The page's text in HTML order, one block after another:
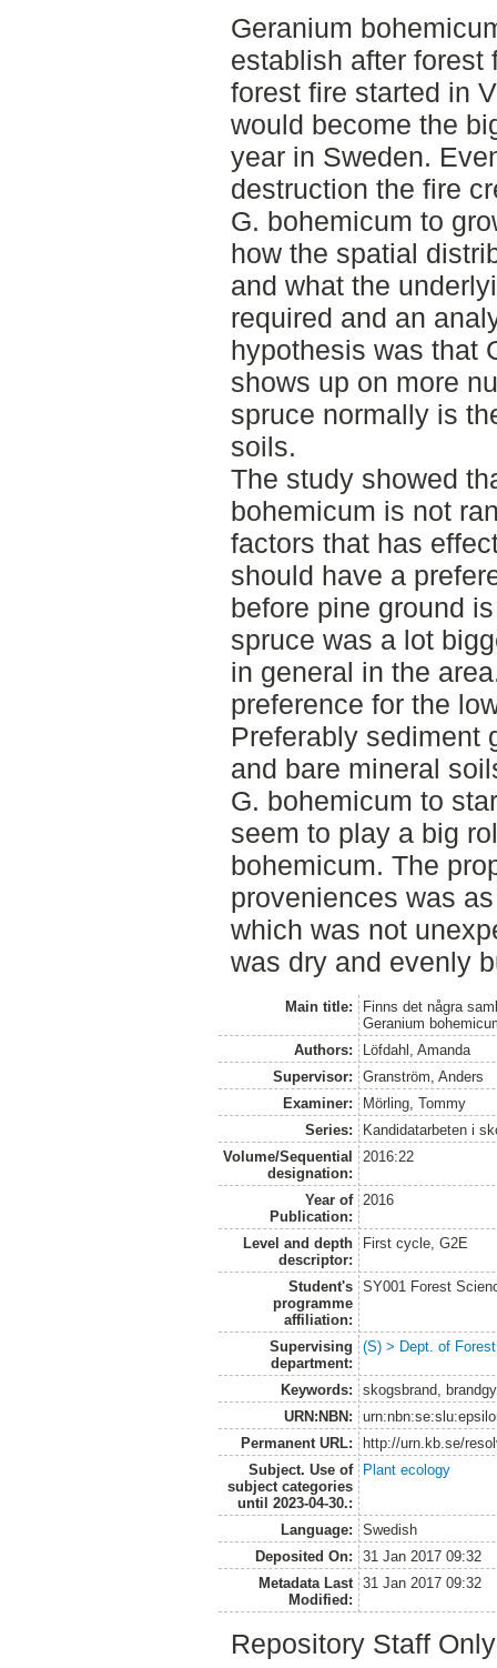
Geranium
establish after forest
forest fire started in
would become the
year in Sweden.
destruction the fire
G. bohemicum to
how the spatial
and what the
required and an
hypothesis was that
shows up on more
spruce normally is
soils.
The study showed
bohemicum is not
factors that has
should have a
before pine ground
spruce was a lot
in general in the
preference for the
Preferably sediment
and bare mineral
G. bohemicum to
seem to play a big
bohemicum. The
proveniences was
which was not
was dry and evenly
Main title:
Finns det några
Geranium
Authors:
Löfdahl, Amanda
Supervisor:
Granström, Anders
Examiner:
Mörling, Tommy
Series:
Kandidatarbeten i
Volume/Sequential
designation:
2016:22
Year of
Publication:
2016
Level and depth
descriptor:
First cycle, G2E
Student's
programme
affiliation:
SY001 Forest
Supervising
department:
(S) > Dept. of
Keywords:
skogsbrand,
URN:NBN:
Permanent URL:
http://urn.kb.se/
Subject. Use of
subject categories
until 2023-04-30.:
Plant ecology
Language:
Swedish
Deposited On:
31 Jan 2017 09:32
Metadata Last
Modified:
31 Jan 2017 09:32
Repository Staff